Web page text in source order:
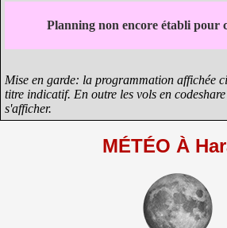
Planning non encore établi pour
Mise en garde: la programmation affichée
titre indicatif. En outre les vols en
s'afficher.
MÉTÉO À